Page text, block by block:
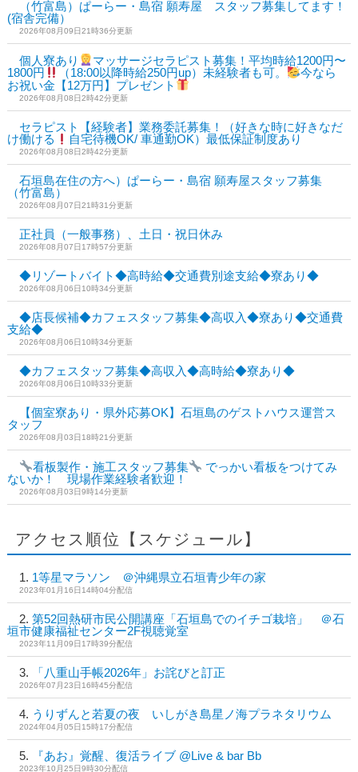
（竹富島）ぱーらー・島宿 願寿屋 スタッフ募集してます！
(宿舎完備）
2026年08月09日21時36分更新
個人寮あり
マッサージセラピスト募集！平均時給1200円〜
1800円
（18:00以降時給250円up）未経験者も可。
今なら
お祝い金【12万円】プレゼント
2026年08月08日2時42分更新
セラピスト【経験者】業務委託募集！（好きな時に好きなだ
け働ける
自宅待機OK/ 車通勤OK）最低保証制度あり
2026年08月08日2時42分更新
石垣島在住の方へ）ぱーらー・島宿 願寿屋スタッフ募集
（竹富島）
2026年08月07日21時31分更新
正社員（一般事務）、土日・祝日休み
2026年08月07日17時57分更新
◆リゾートバイト◆高時給◆交通費別途支給◆寮あり◆
2026年08月06日10時34分更新
◆店長候補◆カフェスタッフ募集◆高収入◆寮あり◆交通費
支給◆
2026年08月06日10時34分更新
◆カフェスタッフ募集◆高収入◆高時給◆寮あり◆
2026年08月06日10時33分更新
【個室寮あり・県外応募OK】石垣島のゲストハウス運営ス
タッフ
2026年08月03日18時21分更新
看板製作・施工スタッフ募集
でっかい看板をつけてみ
ないか！ 現場作業経験者歓迎！
2026年08月03日9時14分更新
アクセス順位【スケジュール】
1等星マラソン ＠沖縄県立石垣青少年の家
2023年01月16日14時04分配信
第52回熱研市民公開講座「石垣島でのイチゴ栽培」 ＠石
垣市健康福祉センター2F視聴覚室
2023年11月09日17時39分配信
「八重山手帳2026年」お詫びと訂正
2026年07月23日16時45分配信
うりずんと若夏の夜 いしがき島星ノ海プラネタリウム
2024年04月05日15時17分配信
『あお』覚醒、復活ライブ @Live & bar Bb
2023年10月25日9時30分配信